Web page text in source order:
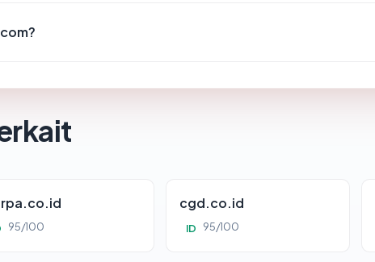
95/100
cgd.co.id
ID 95/100